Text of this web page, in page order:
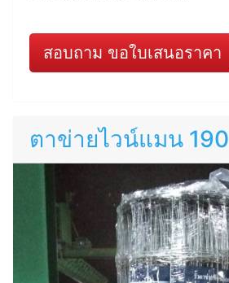
สอบถาม ขอใบเสนอราคา
ตาข่ายไวน์แมน 190